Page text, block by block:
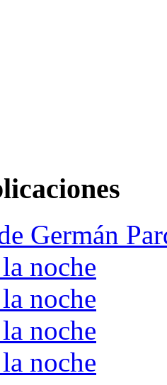
Germán
noche
noche
noche
noche